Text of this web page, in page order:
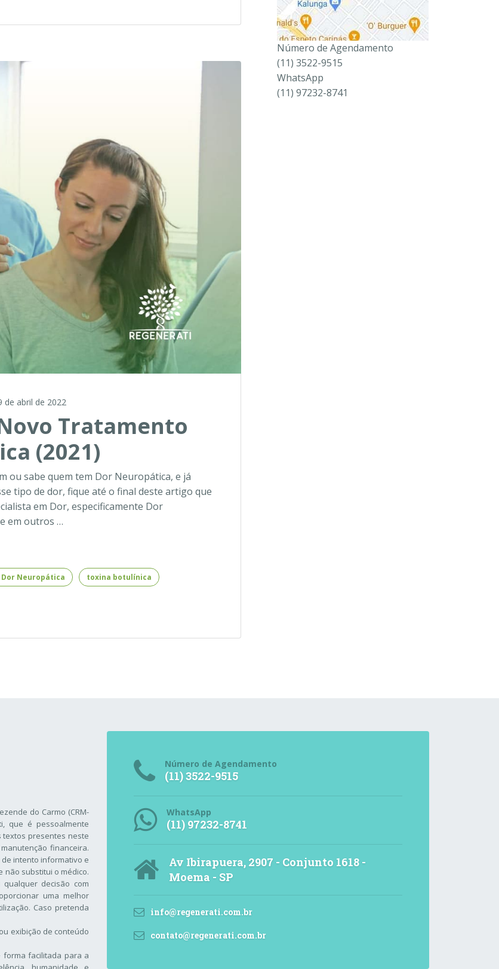
de abril de 2022
Tratamento
(2021)
ou sabe quem tem Dor Neuropática, e já
tipo de dor, fique até o final deste artigo que
em Dor, especificamente Dor
em outros …
Neuropática toxina botulínica
Número de Agendamento
(11) 3522-9515
WhatsApp
(11) 97232-8741
do Carmo (CRM-
, que é pessoalmente
textos presentes neste
financeira.
intento informativo e
não substitui o médico.
decisão com
uma melhor
Caso pretenda
exibição de conteúdo
forma facilitada para a
Número de Agendamento
(11) 3522-9515
WhatsApp
(11) 97232-8741
Av Ibirapuera, 2907 - Conjunto 1618 -
Moema - SP
info@regenerati.com.br
contato@regenerati.com.br